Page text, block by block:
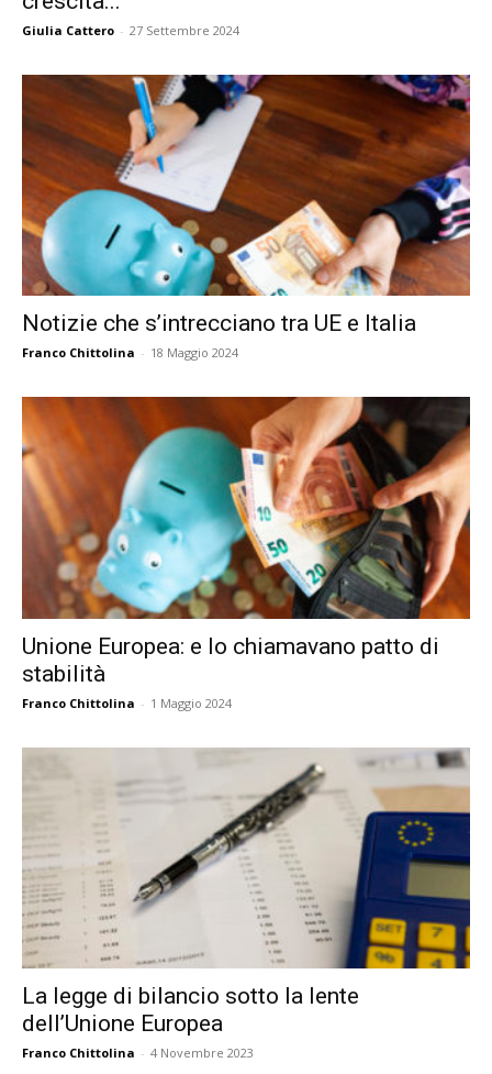
Giulia Cattero - 27 Settembre 2024
Notizie che s’intrecciano tra UE e Italia
Franco Chittolina - 18 Maggio 2024
Unione Europea: e lo chiamavano patto di
stabilità
Franco Chittolina - 1 Maggio 2024
La legge di bilancio sotto la lente
dell’Unione Europea
Franco Chittolina - 4 Novembre 2023